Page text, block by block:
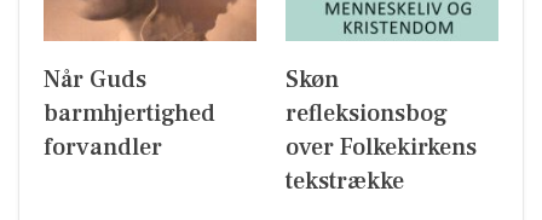
Når Guds
barmhjertighed
forvandler
Skøn
refleksionsbog
over Folkekirkens
tekstrække